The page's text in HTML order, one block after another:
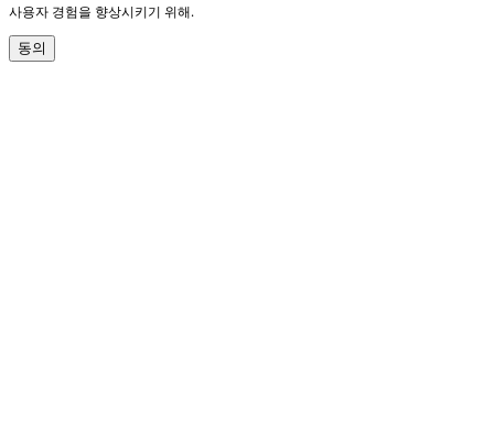
사용자 경험을 향상시키기 위해.
동의